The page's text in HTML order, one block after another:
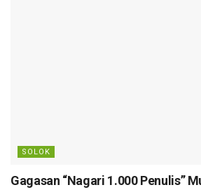
SOLOK
Gagasan “Nagari 1.000 Penulis”